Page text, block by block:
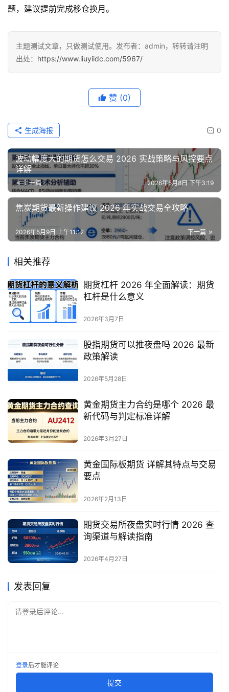
题，建议提前完成移仓换月。
主题测试文章，只做测试使用。发布者：admin，转转请注明
出处： https://www.liuyiidc.com/5967/
赞 (0)
0
生成海报
波动幅度大的期货怎么交易 2026 实战策略与风控要点
详解
上一篇 2026年5月8日 下午3:19
焦炭期货最新操作建议 2026 年实战交易全攻略
下一篇
2026年5月9日 上午11:12
相关推荐
期货杠杆 2026 年全面解读：期货
杠杆是什么意义
2026年3月7日
股指期货可以推夜盘吗 2026 最新
政策解读
2026年5月28日
黄金期货主力合约是哪个 2026 最
新代码与判定标准详解
2026年3月27日
黄金国际板期货 详解其特点与交易
要点
2026年2月13日
期货交易所夜盘实时行情 2026 查
询渠道与解读指南
2026年4月27日
发表回复
请登录后评论...
登录后才能评论
提交